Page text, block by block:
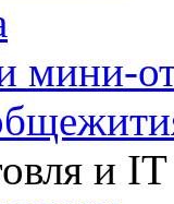
мини-
и IT